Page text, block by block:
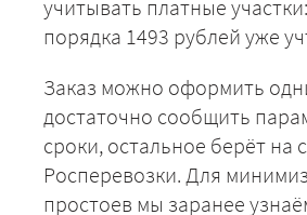
учитывать платные
порядка 1493 рублей уже
Заказ можно оформить
достаточно сообщить
сроки, остальное берёт на
Росперевозки. Для
простоев мы заранее